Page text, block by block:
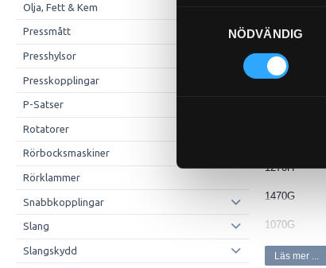
NÖDVÄNDIG
Olja, Fett & Kem
Pressmått
Presshylsor
Presskopplingar
P-Satser
Rotatorer
Rörbocksmaskiner
Rörklammer
Snabbkopplingar
Slang
Slangskydd
1270H
1470G
1070G
1110E
Läs mer ...